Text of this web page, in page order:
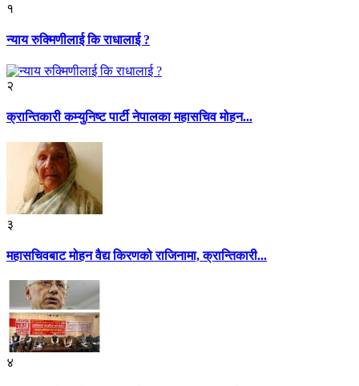
१
न्याय रुक्मिणीलाई कि राधालाई ?
२
क्रान्तिकारी कम्युनिष्ट पार्टी नेपालका महासचिव मोहन...
३
महासचिवबाट मोहन वैद्य किरणको राजिनामा, क्रान्तिकारी...
४